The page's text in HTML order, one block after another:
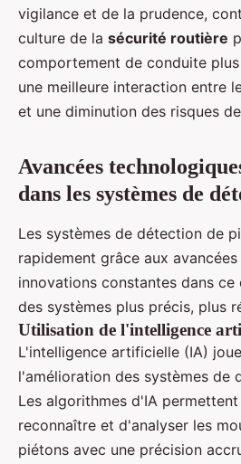
vigilance et de la prudence,
culture de la sécurité routière
comportement de conduite
une meilleure interaction entre
et une diminution des risques
Avancées
dans les systèmes de
Les systèmes de détection de
rapidement grâce aux
innovations constantes dans
des systèmes plus précis, plus
Utilisation de l'intelligence
L'intelligence artificielle (IA)
l'amélioration des systèmes de
Les algorithmes d'IA
reconnaître et d'analyser les
piétons avec une précision